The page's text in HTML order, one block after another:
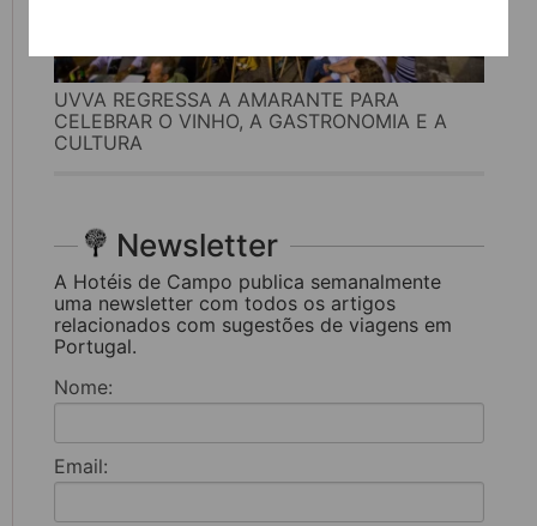
UVVA REGRESSA A AMARANTE PARA
CELEBRAR O VINHO, A GASTRONOMIA E A
CULTURA
Newsletter
A Hotéis de Campo publica semanalmente
uma newsletter com todos os artigos
relacionados com sugestões de viagens em
Portugal.
Nome:
Email: